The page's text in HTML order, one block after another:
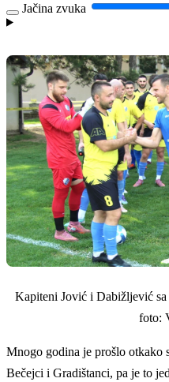
Jačina zvuka
Kapiteni Jović i Dabižljević sa
foto:
Mnogo godina je prošlo otkako
Bečejci i Gradištanci, pa je to